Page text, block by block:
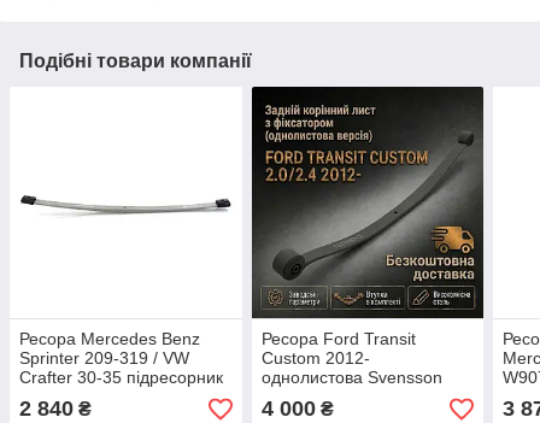
Подібні товари компанії
Ресора Mercedes Benz
Sprinter 209-319 / VW
Crafter 30-35 підресорник
Svensson F020T662ZA35
2 840 ₴
Ресора Ford Transit
Custom 2012-
однолистова Svensson
F037T350ZA75
4 000₴ 3